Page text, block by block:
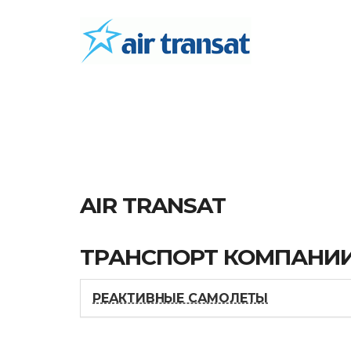
AIR TRANSAT
ТРАНСПОРТ
РЕАКТИВНЫЕ САМОЛЕТЫ